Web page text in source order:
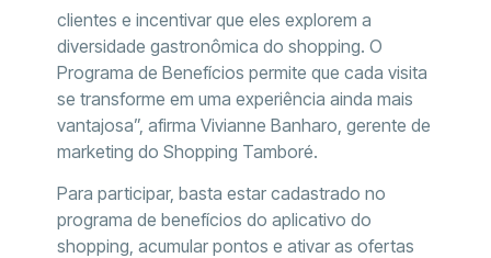
clientes e incentivar que eles explorem a
diversidade gastronômica do shopping. O
Programa de Benefícios permite que cada visita
se transforme em uma experiência ainda mais
vantajosa”, afirma Vivianne Banharo, gerente de
marketing do Shopping Tamboré.
Para participar, basta estar cadastrado no
programa de benefícios do aplicativo do
shopping, acumular pontos e ativar as ofertas